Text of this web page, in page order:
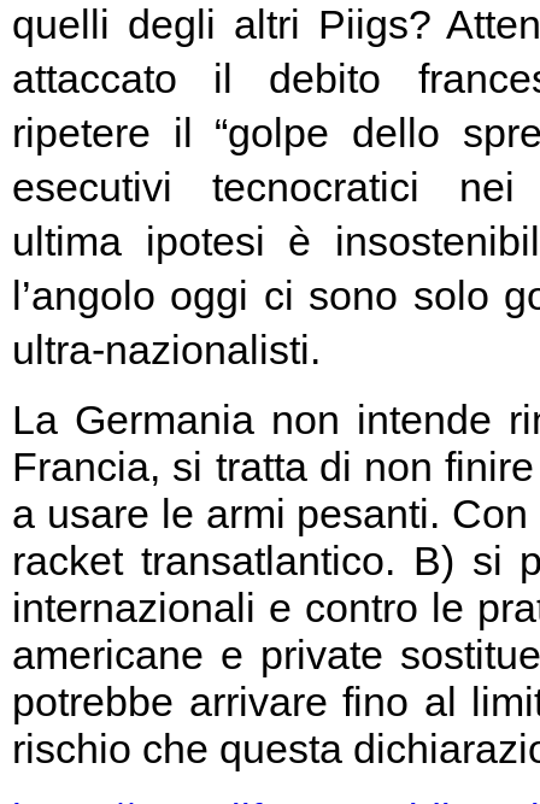
quelli degli altri Piigs?
attaccato il debito
ripetere il “golpe dello
esecutivi tecnocratici
ultima ipotesi è
l’angolo oggi ci sono solo
ultra-nazionalisti.
La Germania non intende
Francia, si tratta di non
a usare le armi pesanti.
racket transatlantico. B) si
internazionali e contro le
americane e private
potrebbe arrivare fino al
rischio che questa